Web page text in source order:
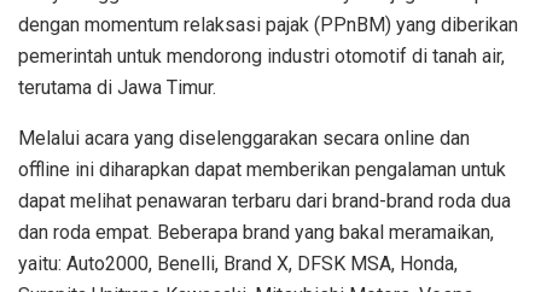
dengan momentum relaksasi pajak (PPnBM) yang diberikan
pemerintah untuk mendorong industri otomotif di tanah air,
terutama di Jawa Timur.
Melalui acara yang diselenggarakan secara online dan
offline ini diharapkan dapat memberikan pengalaman untuk
dapat melihat penawaran terbaru dari brand-brand roda dua
dan roda empat. Beberapa brand yang bakal meramaikan,
yaitu: Auto2000, Benelli, Brand X, DFSK MSA, Honda,